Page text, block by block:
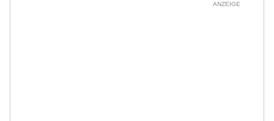
ANZEIGE